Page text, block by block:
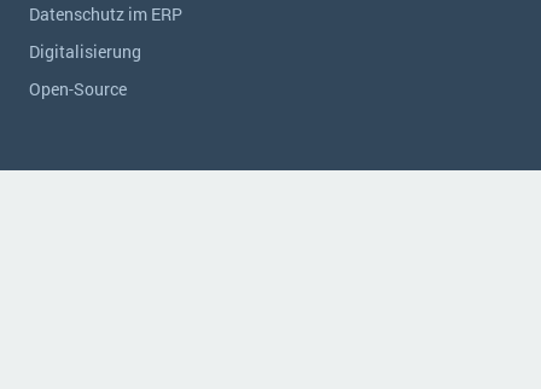
Datenschutz im ERP
Digitalisierung
Open-Source